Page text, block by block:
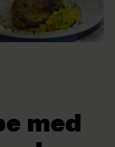
med